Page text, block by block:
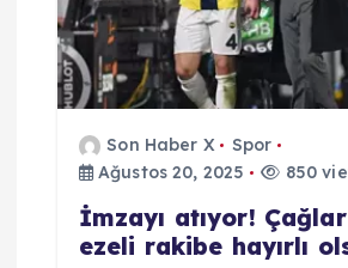
Son Haber X
Spor
Ağustos 20, 2025
850
İmzayı atıyor!
ezeli rakibe hayırlı